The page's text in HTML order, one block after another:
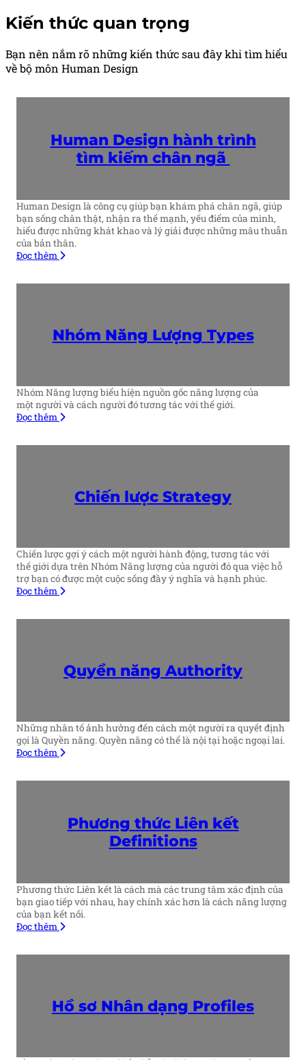
Kiến thức quan trọng
Bạn nên nắm rõ những kiến thức sau đây khi tìm hiểu
về bộ môn Human Design
Human Design hành trình
tìm kiếm chân ngã
Human Design là công cụ giúp bạn khám phá chân ngã, giúp
bạn sống chân thật, nhận ra thế mạnh, yếu điểm của mình,
hiểu được những khát khao và lý giải được những mâu thuẫn
của bản thân.
Đọc thêm
Nhóm Năng Lượng Types
Nhóm Năng lượng biểu hiện nguồn gốc năng lượng của
một người và cách người đó tương tác với thế giới.
Đọc thêm
Chiến lược Strategy
Chiến lược gợi ý cách một người hành động, tương tác với
thế giới dựa trên Nhóm Năng lượng của người đó qua việc hỗ
trợ bạn có được một cuộc sống đầy ý nghĩa và hạnh phúc.
Đọc thêm
Quyền năng Authority
Những nhân tố ảnh hưởng đến cách một người ra quyết định
gọi là Quyền năng. Quyền năng có thể là nội tại hoặc ngoại lai.
Đọc thêm
Phương thức Liên kết
Definitions
Phương thức Liên kết là cách mà các trung tâm xác định của
bạn giao tiếp với nhau, hay chính xác hơn là cách năng lượng
của bạn kết nối.
Đọc thêm
Hồ sơ Nhân dạng Profiles